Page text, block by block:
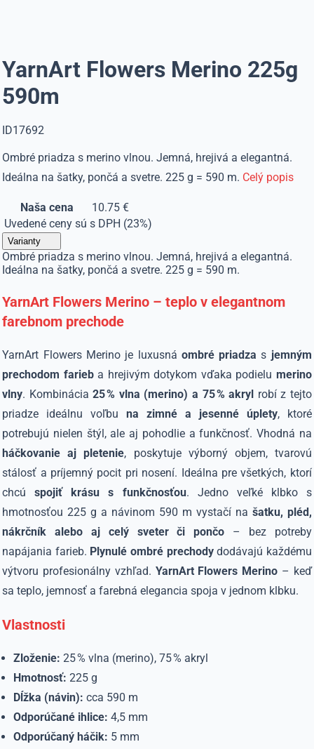
YarnArt Flowers Merino 225g
590m
ID17692
Ombré priadza s merino vlnou. Jemná, hrejivá a elegantná.
Ideálna na šatky, pončá a svetre. 225 g = 590 m. Celý popis
Naša cena
10.75 €
Uvedené ceny sú s DPH (23%)
Varianty
Ombré priadza s merino vlnou. Jemná, hrejivá a elegantná.
Ideálna na šatky, pončá a svetre. 225 g = 590 m.
YarnArt Flowers Merino – teplo v elegantnom
farebnom prechode
YarnArt Flowers Merino je luxusná ombré priadza s jemným
prechodom farieba hrejivým dotykom vďaka podielu merino
vlny. Kombinácia25 % vlna (merino) a 75 % akryl robí z tejto
priadze ideálnu voľbuna zimné a jesenné úplety, ktoré
potrebujú nielen štýl, ale aj pohodlie a funkčnosť. Vhodná na
háčkovanie aj pletenie, poskytuje výborný objem, tvarovú
stálosť a príjemný pocit pri nosení. Ideálna pre všetkých, ktorí
chcúspojiť krásu s funkčnosťou. Jedno veľké klbko s
hmotnosťou 225 g a návinom 590 m vystačí na šatku, pléd,
nákrčník alebo aj celý sveter či pončo – bez potreby
napájania farieb. Plynulé ombré prechodydodávajú každému
výtvoru profesionálny vzhľad. YarnArt Flowers Merino – keď
sa teplo, jemnosť a farebná elegancia spoja v jednom klbku.
Vlastnosti
Zloženie: 25 % vlna (merino), 75 % akryl
Hmotnosť: 225 g
Dĺžka (návin): cca 590 m
Odporúčané ihlice: 4,5 mm
Odporúčaný háčik: 5 mm